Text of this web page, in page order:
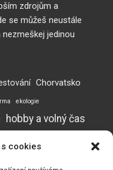
cookies
zdrojům a
se můžeš neustále
jedinou
Chorvatsko
ekologie
hobby a volný čas
Neplodnost